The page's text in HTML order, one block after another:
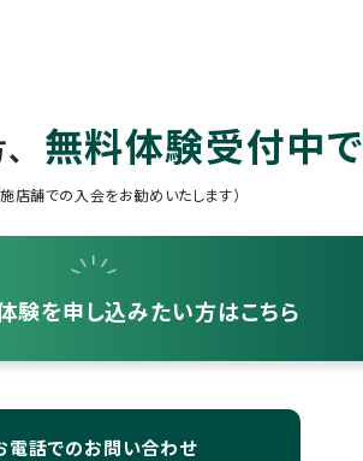
無料体験受付中
施店舗での入会をお勧めいたします）
験を申し込みたい方はこちら
電話でのお問い合わせ